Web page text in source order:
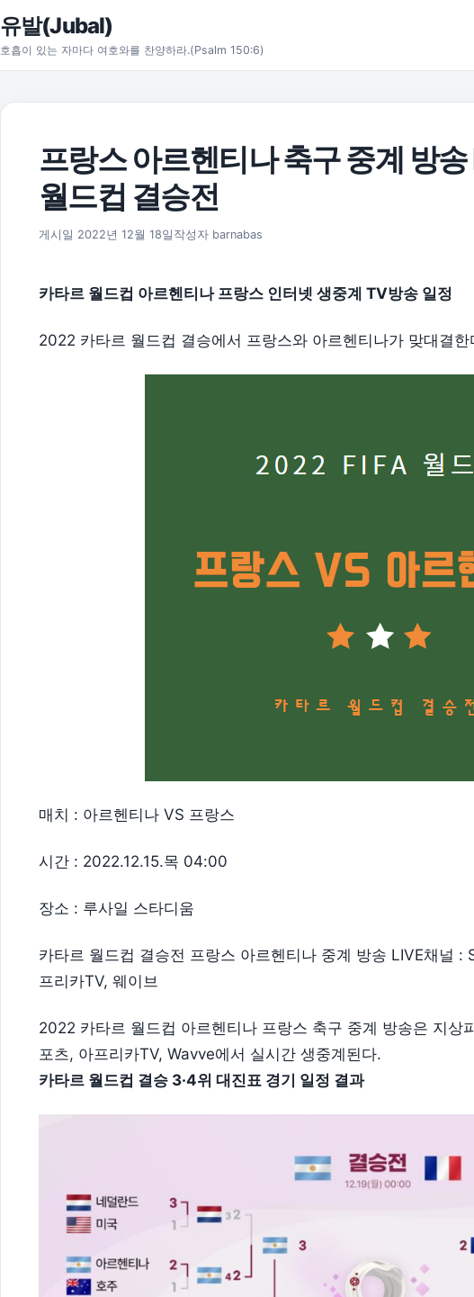
본문으로 건너뛰기
유발(Jubal)
호흡이 있는 자마다 여호와를 찬양하라.(Psalm 150:6)
프랑스 아르헨티나 축구 중계 방
월드컵 결승전
게시일 2022년 12월 18일 2026년 8월 1일
작성자 barnabas
카타르 월드컵 아르헨티나 프랑스 인터넷 생중계 TV방송 일정
2022 카타르 월드컵 결승에서 프랑스와 아르헨티나가 맞대결한
매치 : 아르헨티나 VS 프랑스
시간 : 2022.12.15.목 04:00
장소 : 루사일 스타디움
카타르 월드컵 결승전 프랑스 아르헨티나 중계 방송 LIVE채널 :
프리카TV, 웨이브
2022 카타르 월드컵 아르헨티나 프랑스 축구 중계 방송은 지상
포츠, 아프리카TV, Wavve에서 실시간 생중계된다.
카타르 월드컵 결승 3·4위 대진표 경기 일정 결과